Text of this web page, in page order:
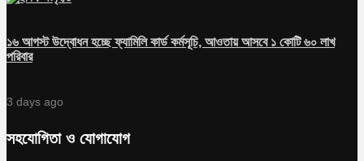
১৬ আগস্ট উদ্বোধন হচ্ছে ফ্যামিলি কার্ড কর্মসূচি, আওতায় আসবে ১ কোটি ৬০ লাখ
পরিবার
3 days ago
সহযোগিতা ও যোগাযোগ